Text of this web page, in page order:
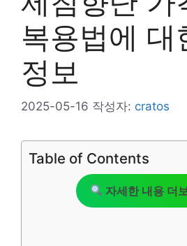
복용법에 대
정보
2025-05-16 작성자: cratos
Table of Contents
자세한 내용 더